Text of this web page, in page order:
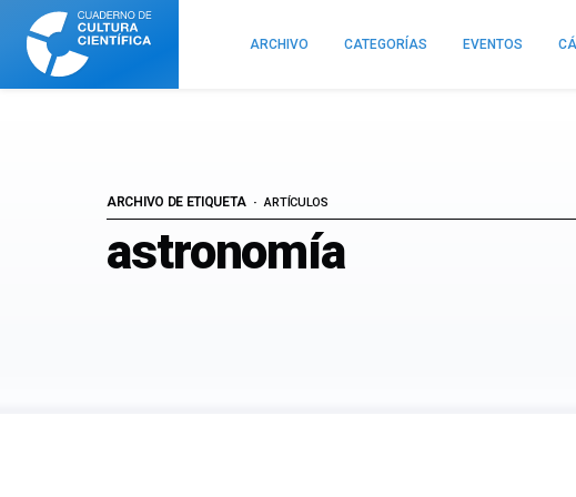
Cuaderno
Cultura
Científica
ARCHIVO CATEGORÍAS EVENTOS
astronomía
ARCHIVO DE ETIQUETA ARTÍCULOS